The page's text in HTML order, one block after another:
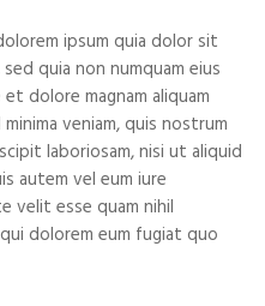
ipsum quia dolor sit
quia non numquam eius
dolore magnam aliquam
veniam, quis nostrum
laboriosam, nisi ut aliquid
autem vel eum iure
velit esse quam nihil
dolorem eum fugiat quo